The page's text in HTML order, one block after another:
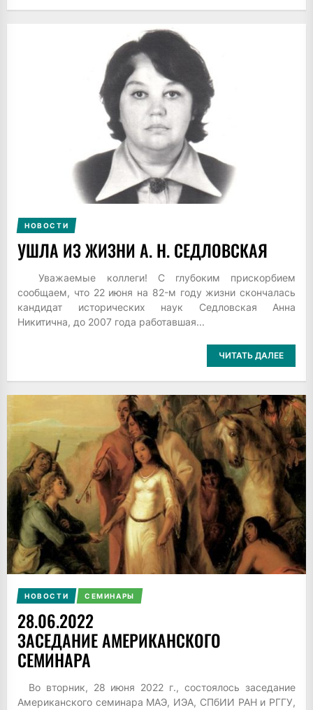
НОВОСТИ
УШЛА ИЗ ЖИЗНИ А. Н. СЕДЛОВСКАЯ
Уважаемые коллеги! С глубоким прискорбием
сообщаем, что 22 июня на 82-м году жизни скончалась
кандидат исторических наук Седловская Анна
Никитична, до 2007 года работавшая...
ЧИТАТЬ ДАЛЕЕ
НОВОСТИ СЕМИНАРЫ
28.06.2022
ЗАСЕДАНИЕ АМЕРИКАНСКОГО
СЕМИНАРА
Во вторник, 28 июня 2022 г., состоялось заседание
Американского семинара МАЭ, ИЭА, СПбИИ РАН и РГГУ,